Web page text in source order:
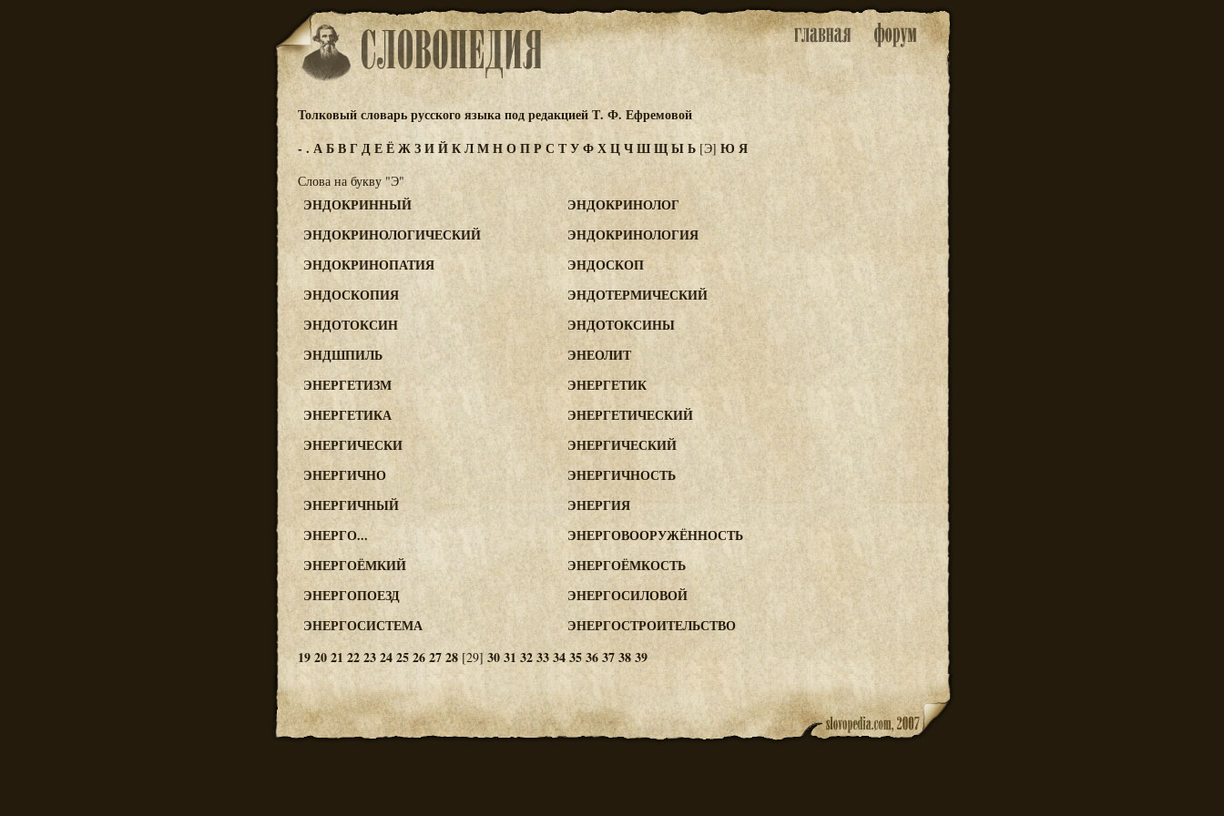
Толковый словарь русского языка под редакцией Т. Ф. Ефремовой
-. АБВГДЕЁЖЗИЙКЛМНОПРС ТУФХЦЧШЩЫЬ [Э] Ю Я
Слова на букву "Э"
ЭНДОКРИННЫЙ
ЭНДОКРИНОЛОГ
ЭНДОКРИНОЛОГИЧЕСКИЙ
ЭНДОКРИНОЛОГИЯ
ЭНДОКРИНОПАТИЯ
ЭНДОСКОП
ЭНДОСКОПИЯ
ЭНДОТЕРМИЧЕСКИЙ
ЭНДОТОКСИН
ЭНДОТОКСИНЫ
ЭНДШПИЛЬ
ЭНЕОЛИТ
ЭНЕРГЕТИЗМ
ЭНЕРГЕТИК
ЭНЕРГЕТИКА
ЭНЕРГЕТИЧЕСКИЙ
ЭНЕРГИЧЕСКИ
ЭНЕРГИЧЕСКИЙ
ЭНЕРГИЧНО
ЭНЕРГИЧНОСТЬ
ЭНЕРГИЧНЫЙ
ЭНЕРГИЯ
ЭНЕРГО...
ЭНЕРГОВООРУЖЁННОСТЬ
ЭНЕРГОЁМКИЙ
ЭНЕРГОЁМКОСТЬ
ЭНЕРГОПОЕЗД
ЭНЕРГОСИЛОВОЙ
ЭНЕРГОСИСТЕМА
ЭНЕРГОСТРОИТЕЛЬСТВО
192021 22232425262728 [29] 3031 3233343536373839